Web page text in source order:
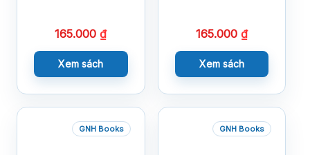
165.000₫
Xem sách
165.000 ₫
Xem sách
GNH Books GNH Books